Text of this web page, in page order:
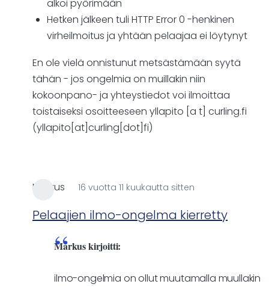
alkoi pyörimään
Hetken jälkeen tuli HTTP Error 0 -henkinen
virheilmoitus ja yhtään pelaajaa ei löytynyt
En ole vielä onnistunut metsästämään syytä
tähän - jos ongelmia on muillakin niin
kokoonpano- ja yhteystiedot voi ilmoittaa
toistaiseksi osoitteeseen yllapito [a t] curling.fi
(yllapito[at]curling[dot]fi)
Markus 16 vuotta 11 kuukautta sitten
reply
virheilmot
Pelaajien ilmo-ongelma kierretty
Markus kirjoitti:
ilmo-ongelmia on ollut muutamalla muullakin